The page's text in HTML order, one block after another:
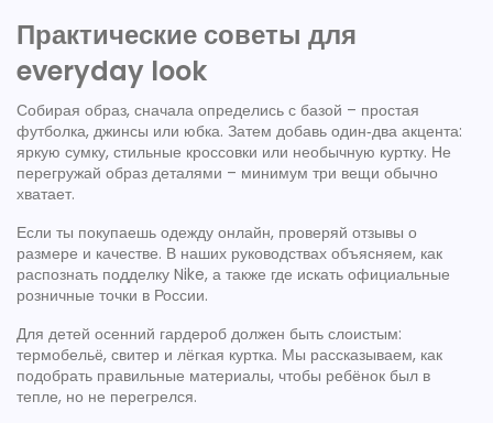
Практические советы для
everyday look
Собирая образ, сначала определись с базой – простая
футболка, джинсы или юбка. Затем добавь один‑два акцента:
яркую сумку, стильные кроссовки или необычную куртку. Не
перегружай образ деталями – минимум три вещи обычно
хватает.
Если ты покупаешь одежду онлайн, проверяй отзывы о
размере и качестве. В наших руководствах объясняем, как
распознать подделку Nike, а также где искать официальные
розничные точки в России.
Для детей осенний гардероб должен быть слоистым:
термобельё, свитер и лёгкая куртка. Мы рассказываем, как
подобрать правильные материалы, чтобы ребёнок был в
тепле, но не перегрелся.